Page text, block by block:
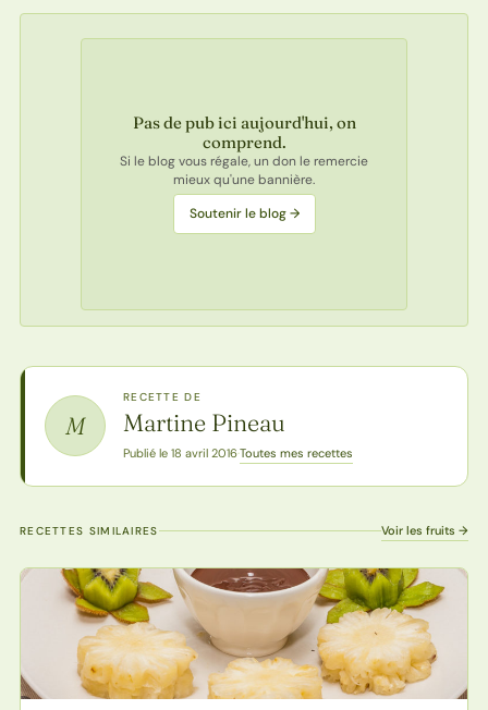
Pas de pub ici aujourd'hui, on
comprend.
Si le blog vous régale, un don le remercie
mieux qu'une bannière.
Soutenir le blog →
M
RECETTE DE
Martine Pineau
Publié le 18 avril 2016·Toutes mes recettes
RECETTES SIMILAIRES Voir les fruits →